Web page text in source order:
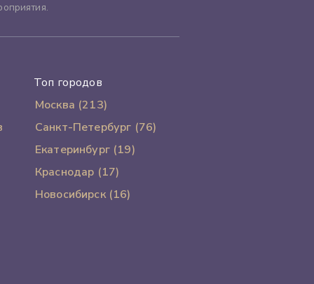
Топ городов
Москва (213)
Санкт-Петербург (76)
Екатеринбург (19)
Краснодар (17)
Новосибирск (16)